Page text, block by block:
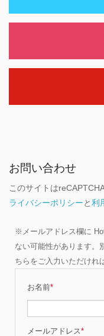
お問い合わせ
このサイトは
ライバシーポリシーと利
※メールアドレス欄に
ない可能性があります。
ちらをご入力いただけれ
お名前*
メールアドレス*